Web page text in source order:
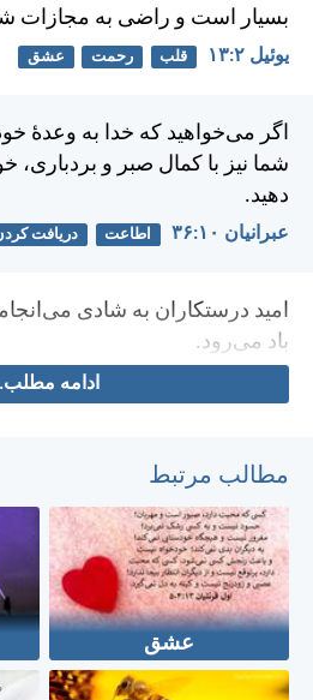
بسيار است و راضی به مجازات
يوئيل ۲:‏۱۳ قلب رحمت عشق
اگر می‌خواهيد كه خدا به وعدهٔ
شما نيز با كمال صبر و بردباری،
دهيد.
عبرانيان ۱۰:‏۳۶ اطاعت دريافت
اميد درستكاران به شادی
باد می‌رود.
ادامه
مطالب مرتبط
عشق